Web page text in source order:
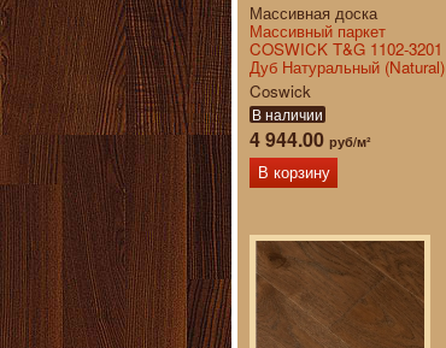
Массивная доска
Массивный паркет
COSWICK T&G 1102-3201
Дуб Натуральный (Natural)
Coswick
В наличии
4 944.00 руб/м²
В корзину